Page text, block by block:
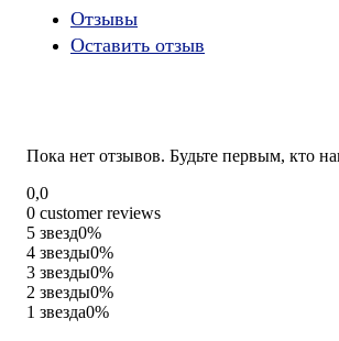
Oтзывы
Оставить отзыв
Пока нет отзывов. Будьте первым, кто
Rated
0,0
out
of
5
0,0
0 customer reviews
5 звезд0%
4 звезды0%
3 звезды0%
2 звезды0%
1 звезда0%